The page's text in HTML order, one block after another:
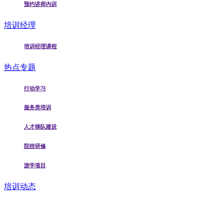
预约讲师内训
培训经理
培训经理课程
热点专题
行动学习
服务类培训
人才梯队建设
院校研修
游学项目
培训动态